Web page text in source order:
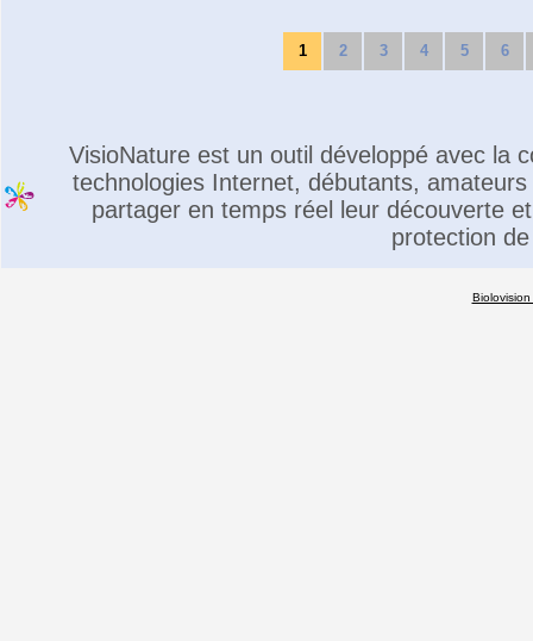
1 2 3 4 5 6
VisioNature est un outil développé avec la
technologies Internet, débutants,
partager en temps réel leur découverte
protection
Biolovision